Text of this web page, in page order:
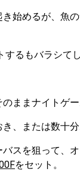
始めるが、魚
するもバラシてし
ままナイトゲー
、または数十分
スを狙って、
をセット。